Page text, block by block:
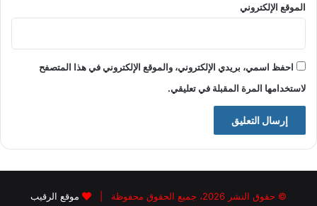
الموقع الإلكتروني
احفظ اسمي، بريدي الإلكتروني، والموقع الإلكتروني في هذا المتصفح
لاستخدامها المرة المقبلة في تعليقي.
© حقوق النشر 2026، جميع الحقوق محفوظة | موقع الرقيب